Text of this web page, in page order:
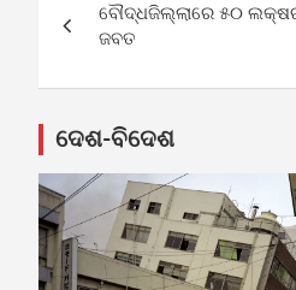
navigation
ବୌଦ୍ଧଜିଲ୍ଲାରେ ୫୦
ଜବତ
ଦେଶ-ବିଦେଶ